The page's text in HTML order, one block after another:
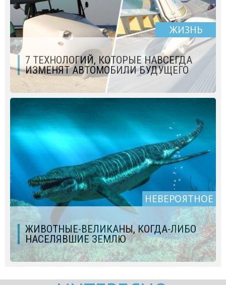
ЖИЗНЬ
7 ТЕХНОЛОГИЙ, КОТОРЫЕ НАВСЕГДА
ИЗМЕНЯТ АВТОМОБИЛИ БУДУЩЕГО
НЕВЕРОЯТНОЕ
ЖИВОТНЫЕ-ВЕЛИКАНЫ, КОГДА-ЛИБО
НАСЕЛЯВШИЕ ЗЕМЛЮ